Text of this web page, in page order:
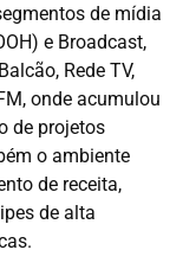
de mídia
e Broadcast,
Rede TV,
onde acumulou
de projetos
o ambiente
de receita,
de alta